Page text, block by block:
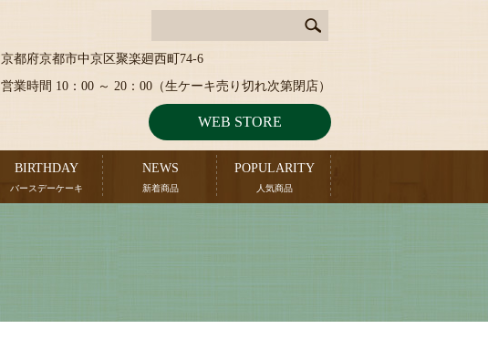
京都府京都市中京区聚楽廻西町74-6
営業時間 10：00 ～ 20：00（生ケーキ売り切れ次第閉店）
WEB STORE
BIRTHDAY
バースデーケーキ
NEWS
新着商品
POPULARITY
人気商品